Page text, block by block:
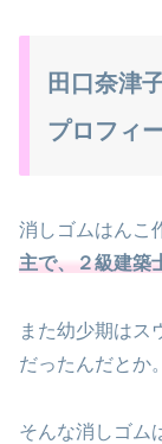
田口奈津
プロフィ
消しゴムはんこ
主で、２級建築
また幼少期はス
だったんだとか。
そんな消しゴム